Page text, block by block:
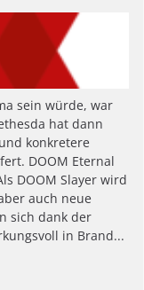
sein würde, war
hat dann
konkretere
DOOM Eternal
DOOM Slayer wird
auch neue
sich dank der
in Brand...